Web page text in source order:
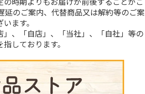
延のご案内、代替商品又は解約等のご案
ます。
、「自店」、「当社」、「自社」等の
しております。